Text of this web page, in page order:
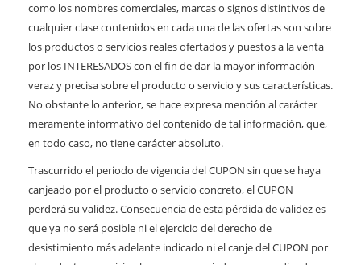
como los nombres comerciales, marcas o signos distintivos de
cualquier clase contenidos en cada una de las ofertas son sobre
los productos o servicios reales ofertados y puestos a la venta
por los INTERESADOS con el fin de dar la mayor información
veraz y precisa sobre el producto o servicio y sus características.
No obstante lo anterior, se hace expresa mención al carácter
meramente informativo del contenido de tal información, que,
en todo caso, no tiene carácter absoluto.
Trascurrido el periodo de vigencia del CUPON sin que se haya
canjeado por el producto o servicio concreto, el CUPON
perderá su validez. Consecuencia de esta pérdida de validez es
que ya no será posible ni el ejercicio del derecho de
desistimiento más adelante indicado ni el canje del CUPON por